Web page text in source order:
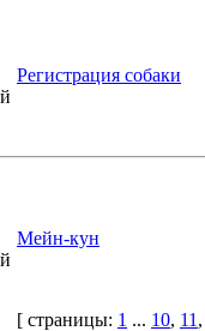
Регистрация собаки
Мейн-кун
[ страницы: 1 ... 10, 11